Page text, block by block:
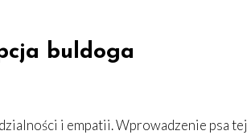
buldoga
i empatii. Wprowadzenie psa tej